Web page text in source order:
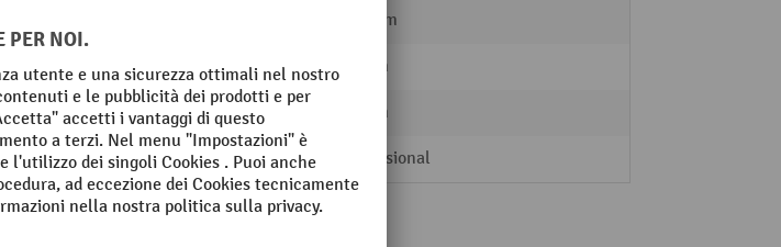
125 mm
Ruota larghezza 31 mm
Scarico 44 mm
Segmento Professional